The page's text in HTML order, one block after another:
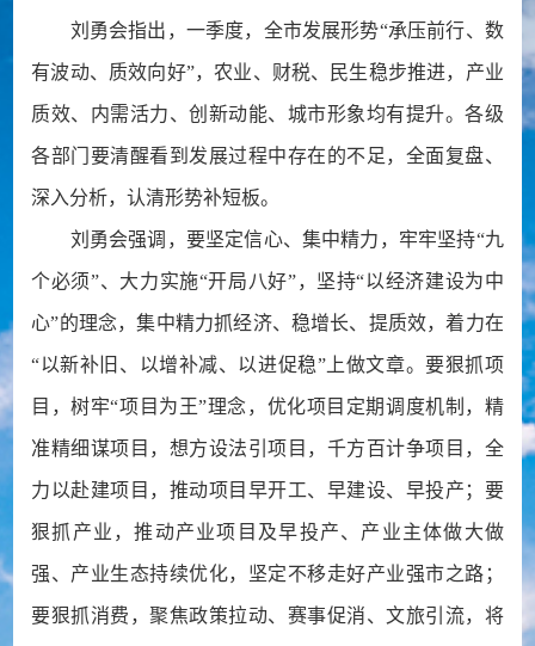
刘勇会指出，一季度，全市发展形势“承压前行、数
有波动、质效向好”，农业、财税、民生稳步推进，产业
质效、内需活力、创新动能、城市形象均有提升。各级
各部门要清醒看到发展过程中存在的不足，全面复盘、
深入分析，认清形势补短板。
刘勇会强调，要坚定信心、集中精力，牢牢坚持“九
个必须”、大力实施“开局八好”，坚持“以经济建设为中
心”的理念，集中精力抓经济、稳增长、提质效，着力在
“以新补旧、以增补减、以进促稳”上做文章。要狠抓项
目，树牢“项目为王”理念，优化项目定期调度机制，精
准精细谋项目，想方设法引项目，千方百计争项目，全
力以赴建项目，推动项目早开工、早建设、早投产；要
狠抓产业，推动产业项目及早投产、产业主体做大做
强、产业生态持续优化，坚定不移走好产业强市之路；
要狠抓消费，聚焦政策拉动、赛事促消、文旅引流，将